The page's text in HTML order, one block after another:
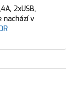
2xUSB,
nachází v